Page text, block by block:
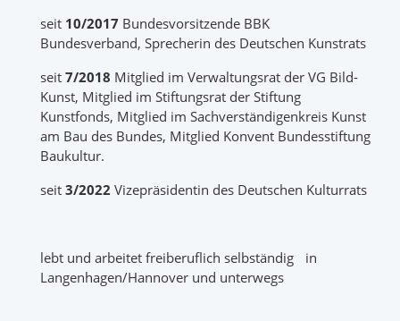
seit 10/2017 Bundesvorsitzende BBK
Bundesverband, Sprecherin des Deutschen Kunstrats
seit 7/2018 Mitglied im Verwaltungsrat der VG Bild-
Kunst, Mitglied im Stiftungsrat der Stiftung
Kunstfonds, Mitglied im Sachverständigenkreis Kunst
am Bau des Bundes, Mitglied Konvent Bundesstiftung
Baukultur.
seit 3/2022 Vizepräsidentin des Deutschen Kulturrats
lebt und arbeitet freiberuflich selbständig in
Langenhagen/Hannover und unterwegs